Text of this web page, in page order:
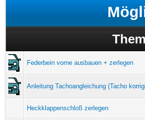
Federbein vorne ausbauen + zerlegen
Anleitung Tachoangleichung (Tacho
Heckklappenschloß zerlegen